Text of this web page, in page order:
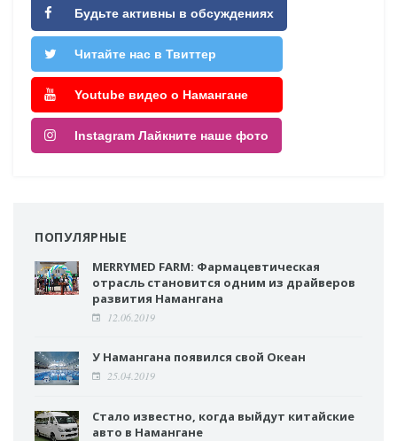
Будьте активны в обсуждениях
Читайте нас в Твиттер
Youtube видео о Намангане
Instagram Лайкните наше фото
ПОПУЛЯРНЫЕ
MERRYMED FARM: Фармацевтическая
отрасль становится одним из драйверов
развития Намангана
12.06.2019
У Намангана появился свой Океан
25.04.2019
Стало известно, когда выйдут китайские
авто в Намангане